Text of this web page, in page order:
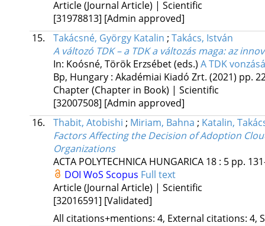
Article (Journal Article) | Scientific
[31978813] [Admin approved]
15.
Takácsné, György Katalin ; Takács, István
A változó TDK – a TDK a változás maga: az
In: Koósné, Török Erzsébet (eds.) A TDK
Bp, Hungary : Akadémiai Kiadó Zrt. (2021) pp.
Chapter (Chapter in Book) | Scientific
[32007508] [Admin approved]
16.
Thabit, Atobishi ; Miriam, Bahna ; Katalin,
Factors Affecting the Decision of Adoption
Organizations
ACTA POLYTECHNICA HUNGARICA 18: 5 pp.
DOI WoS Scopus Full text
Article (Journal Article) | Scientific
[32016591] [Validated]
All citations+mentions: 4, External citations: 4,